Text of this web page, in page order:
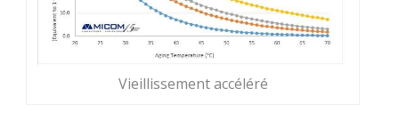
Vieillissement accéléré